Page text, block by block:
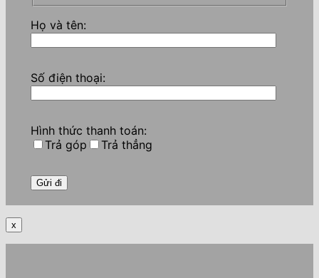
Họ và tên:
Số điện thoại:
Hình thức thanh toán:
Trả góp
Trả thẳng
x